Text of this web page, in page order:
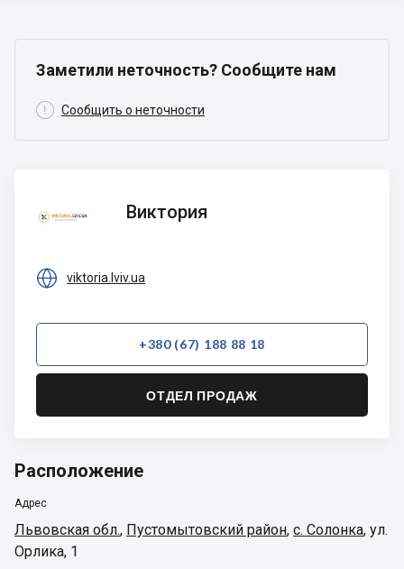
Заметили неточность? Сообщите нам
 Сообщить о неточности
Виктория
 viktoria.lviv.ua
+380 (67) 188 88 18
ОТДЕЛ ПРОДАЖ
Расположение
Адрес
Львовская обл., Пустомытовский район, с. Солонка, ул.
Орлика, 1